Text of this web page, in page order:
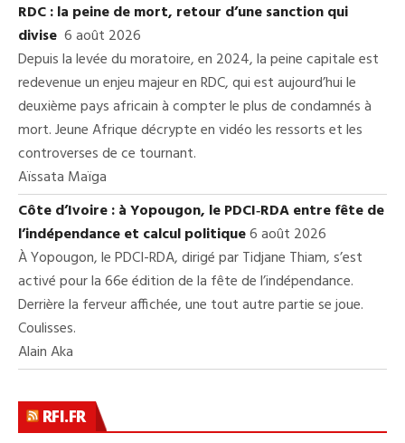
RDC : la peine de mort, retour d’une sanction qui
divise 6 août 2026
Depuis la levée du moratoire, en 2024, la peine capitale est
redevenue un enjeu majeur en RDC, qui est aujourd’hui le
deuxième pays africain à compter le plus de condamnés à
mort. Jeune Afrique décrypte en vidéo les ressorts et les
controverses de ce tournant.
Aïssata Maïga
Côte d’Ivoire : à Yopougon, le PDCI‑RDA entre fête de
l’indépendance et calcul politique6 août 2026
À Yopougon, le PDCI-RDA, dirigé par Tidjane Thiam, s’est
activé pour la 66e édition de la fête de l’indépendance.
Derrière la ferveur affichée, une tout autre partie se joue.
Coulisses.
Alain Aka
RFI.FR